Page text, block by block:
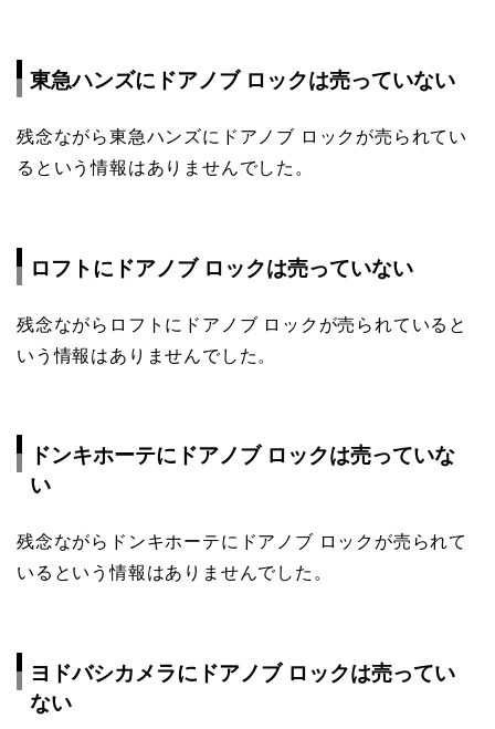
東急ハンズにドアノブ ロックは売っていない
残念ながら東急ハンズにドアノブ ロックが売られてい
るという情報はありませんでした。
ロフトにドアノブ ロックは売っていない
残念ながらロフトにドアノブ ロックが売られていると
いう情報はありませんでした。
ドンキホーテにドアノブ ロックは売っていな
い
残念ながらドンキホーテにドアノブ ロックが売られて
いるという情報はありませんでした。
ヨドバシカメラにドアノブ ロックは売ってい
ない